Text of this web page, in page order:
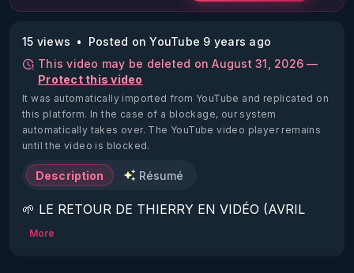
15 views
Posted on YouTube 9 years ago
This video may be deleted on August 31, 2026 —
Protect this video
It was automatically imported from YouTube and replicated on
this platform. In the case of a blockage, our system
automatically takes over. The YouTube video player remains
until the video is blocked.
Description Résumé
🌱 LE RETOUR DE THIERRY EN VIDÉO (AVRIL
2022)!
More